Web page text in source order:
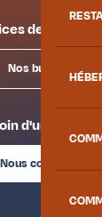
de tourisme
Nos bureaux
d'un conseil ?
Nous contacter